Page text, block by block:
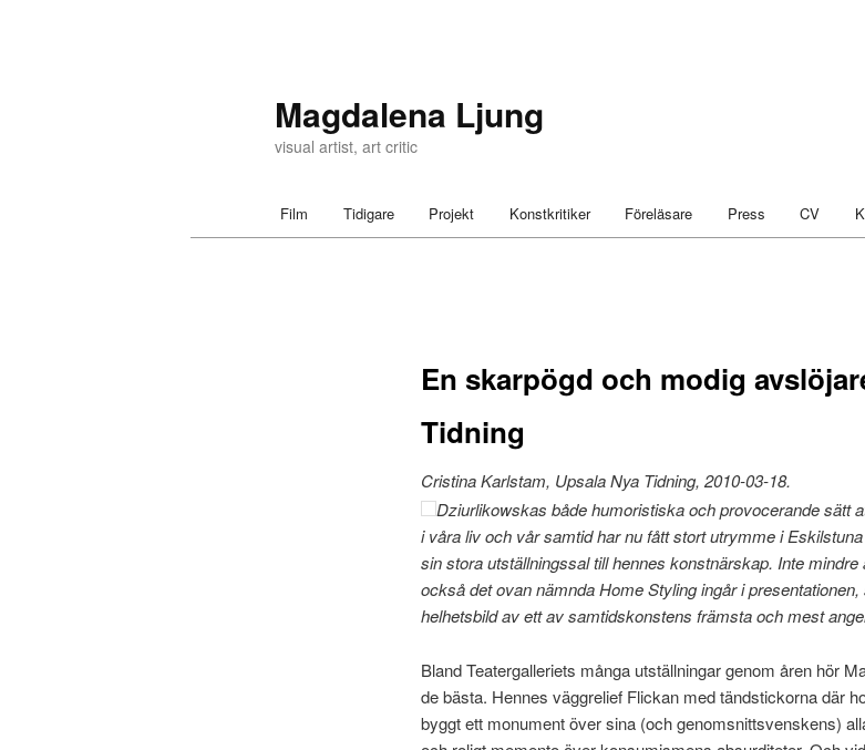
Magdalena Ljung
visual artist, art critic
Skip to primary content
Skip to secondary content
Film Tidigare Projekt Konstkritiker Föreläsare Press CV
En skarpögd och modig
Tidning
Cristina Karlstam, Upsala Nya Tidning, 2010-03-18.
Dziurlikowskas både humoristiska och provocerande sätt
i våra liv och vår samtid har nu fått stort utrymme i
sin stora utställningssal till hennes konstnärskap. Inte
också det ovan nämnda Home Styling ingår i
helhetsbild av ett av samtidskonstens främsta och mest
Bland Teatergalleriets många utställningar genom åren hör
de bästa. Hennes väggrelief Flickan med tändstickorna där
byggt ett monument över sina (och genomsnittsvenskens)